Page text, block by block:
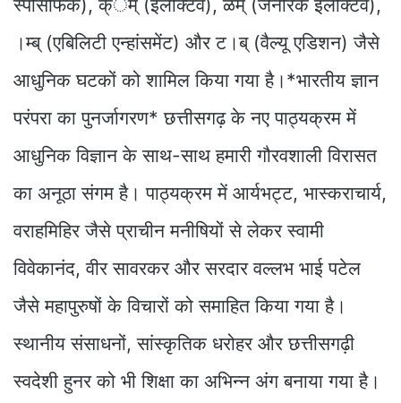
स्पेसिफिक), क्ैम् (इलेक्टिव), ळम् (जेनेरिक इलेक्टिव),
।म्ब् (एबिलिटी एन्हांसमेंट) और ट।ब् (वैल्यू एडिशन) जैसे
आधुनिक घटकों को शामिल किया गया है।*भारतीय ज्ञान
परंपरा का पुनर्जागरण* छत्तीसगढ़ के नए पाठ्यक्रम में
आधुनिक विज्ञान के साथ-साथ हमारी गौरवशाली विरासत
का अनूठा संगम है। पाठ्यक्रम में आर्यभट्ट, भास्कराचार्य,
वराहमिहिर जैसे प्राचीन मनीषियों से लेकर स्वामी
विवेकानंद, वीर सावरकर और सरदार वल्लभ भाई पटेल
जैसे महापुरुषों के विचारों को समाहित किया गया है।
स्थानीय संसाधनों, सांस्कृतिक धरोहर और छत्तीसगढ़ी
स्वदेशी हुनर को भी शिक्षा का अभिन्न अंग बनाया गया है।